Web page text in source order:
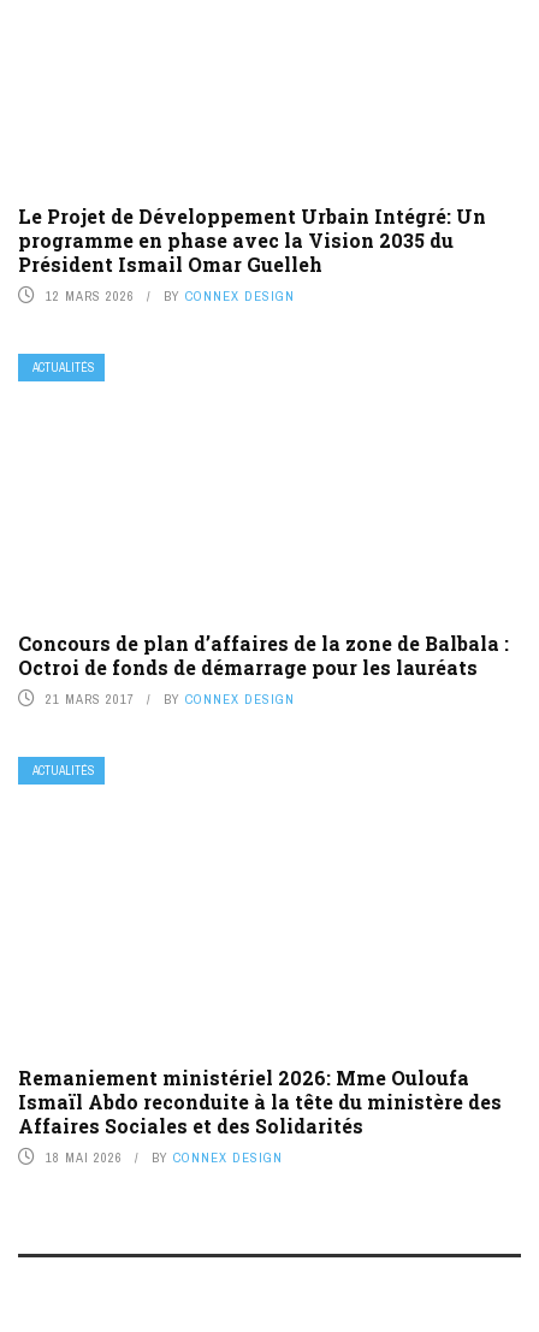
Le Projet de Développement Urbain Intégré: Un
programme en phase avec la Vision 2035 du
Président Ismail Omar Guelleh
12 MARS 2026 BY CONNEX DESIGN
ACTUALITÉS
Concours de plan d’affaires de la zone de Balbala :
Octroi de fonds de démarrage pour les lauréats
21 MARS 2017 BY CONNEX DESIGN
ACTUALITÉS
Remaniement ministériel 2026: Mme Ouloufa
Ismaïl Abdo reconduite à la tête du ministère des
Affaires Sociales et des Solidarités
18 MAI 2026 BY CONNEX DESIGN